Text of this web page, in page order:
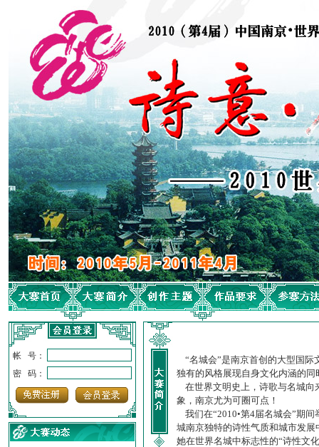
帐 号：
密 码：
“名城会”是南京首创的大型国际
独有的风格展现自身文化内涵的
在世界文明史上，诗歌与名城向
象，南京尤为可圈可点！
我们在“2010•第4届名城会”期
城南京独特的诗性气质和城市发
她在世界名城中标志性的“诗性文